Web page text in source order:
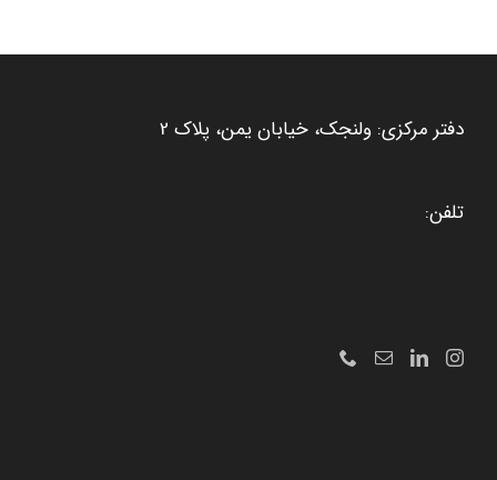
دفتر مرکزی: ولنجک، خیابان یمن، پلاک 2
تلفن: